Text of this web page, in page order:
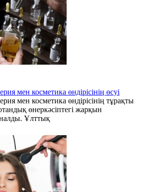
мен косметика өндірісінің өсуі
мен косметика өндірісінің тұрақты
өнеркәсіптегі жарқын
Ұлттық